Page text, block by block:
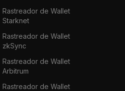
Rastreador de Wallet
Starknet
Rastreador de Wallet
zkSync
Rastreador de Wallet
Arbitrum
Rastreador de Wallet